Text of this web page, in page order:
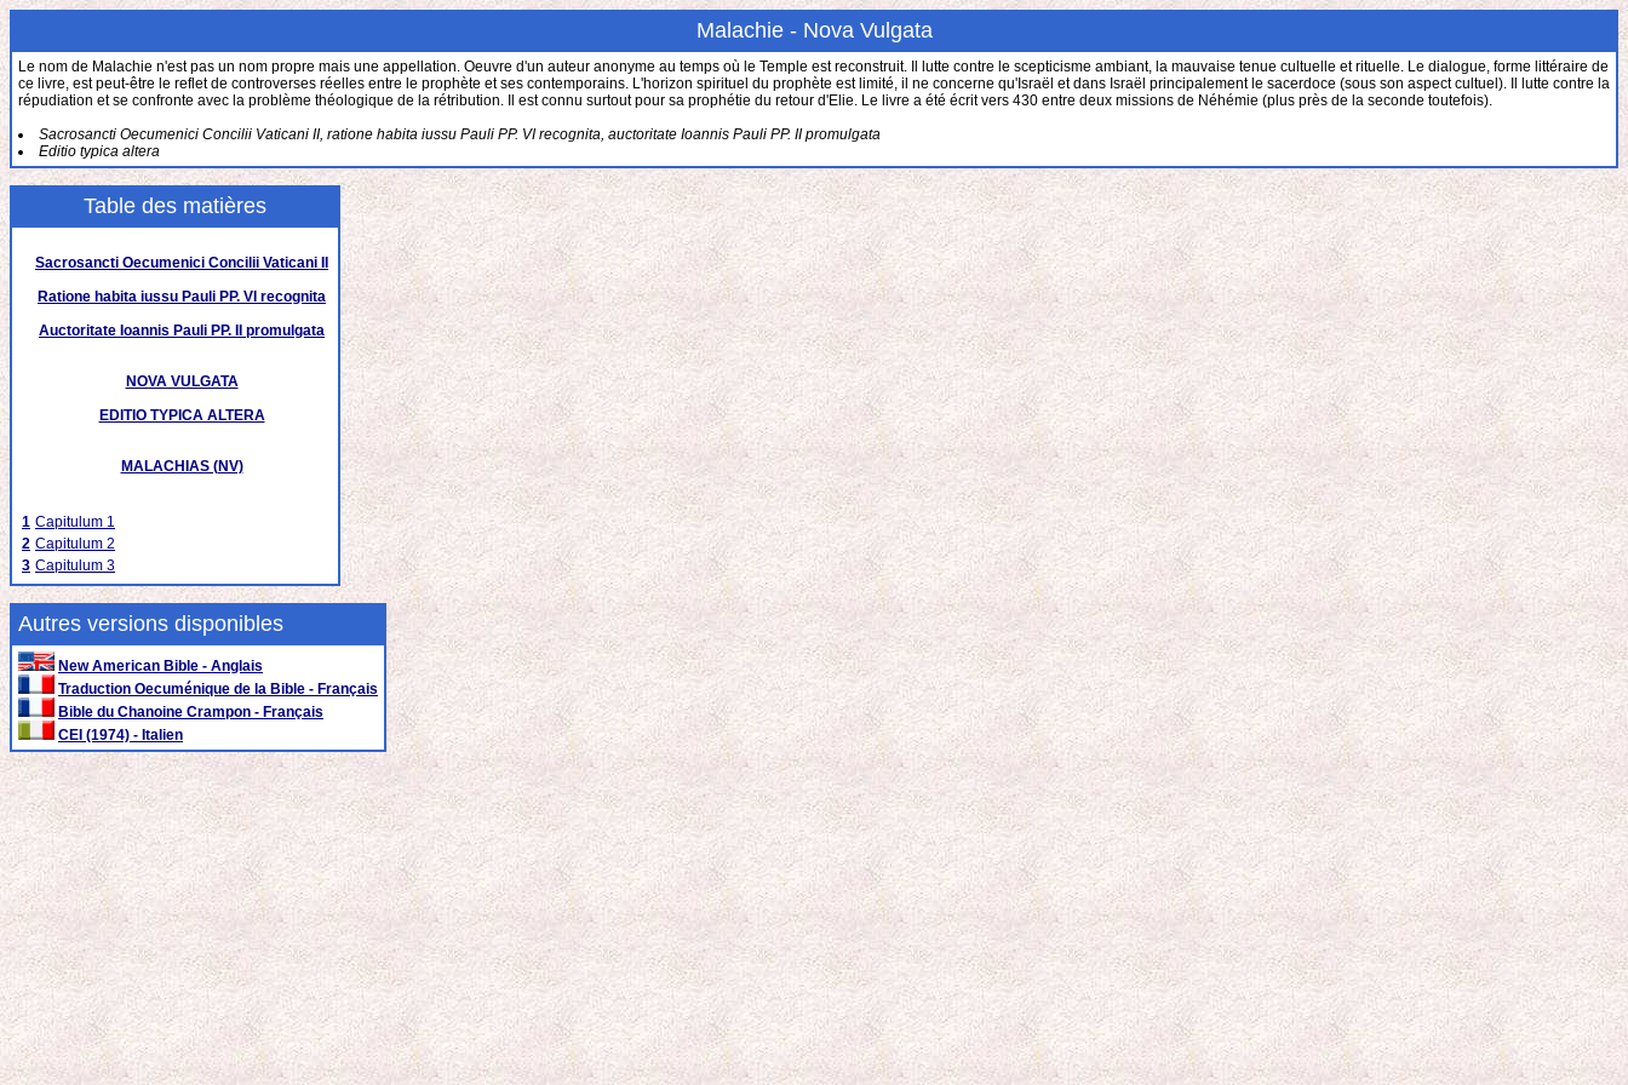
Malachie - Nova Vulgata
Le nom de Malachie n'est pas un nom propre mais une appellation. Oeuvre d'un auteur anonyme au temps où le Temple est reconstruit. Il lutte contre le scepticisme ambiant, la mauvaise tenue cultuelle et rituelle. Le dialogue, forme littéraire de
ce livre, est peut-être le reflet de controverses réelles entre le prophète et ses contemporains. L'horizon spirituel du prophète est limité, il ne concerne qu'Israël et dans Israël principalement le sacerdoce (sous son aspect cultuel). Il lutte contre la
répudiation et se confronte avec la problème théologique de la rétribution. Il est connu surtout pour sa prophétie du retour d'Elie. Le livre a été écrit vers 430 entre deux missions de Néhémie (plus près de la seconde toutefois).
Sacrosancti Oecumenici Concilii Vaticani II, ratione habita iussu Pauli PP. VI recognita, auctoritate Ioannis Pauli PP. II promulgata
Editio typica altera
Table des matières
Sacrosancti Oecumenici Concilii Vaticani II
Ratione habita iussu Pauli PP. VI recognita
Auctoritate Ioannis Pauli PP. II promulgata
NOVA VULGATA
EDITIO TYPICA ALTERA
MALACHIAS (NV)
1 Capitulum 1
2 Capitulum 2
3 Capitulum 3
Autres versions disponibles
New American Bible - Anglais
Traduction Oecuménique de la Bible - Français
Bible du Chanoine Crampon - Français
CEI (1974) - Italien